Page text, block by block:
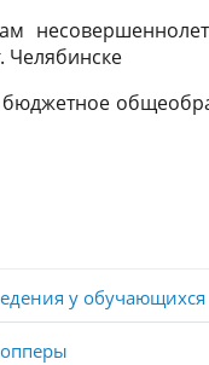
Челябинске
у обучающихся